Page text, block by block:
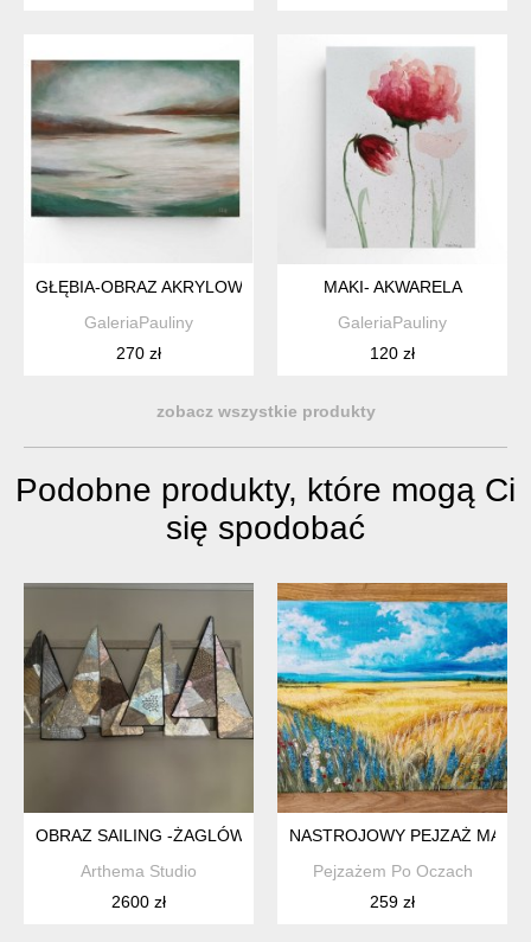
GŁĘBIA-OBRAZ AKRYLOWY FORMATU 30/40 CM
GaleriaPauliny
270 zł
MAKI- AKWARELA
GaleriaPauliny
120 zł
zobacz wszystkie produkty
Podobne produkty, które mogą Ci
się spodobać
OBRAZ SAILING -ŻAGLÓWKI ZE SKÓR
Arthema Studio
2600 zł
NASTROJOWY PEJZAŻ
Pejzażem Po Oczach
259 zł